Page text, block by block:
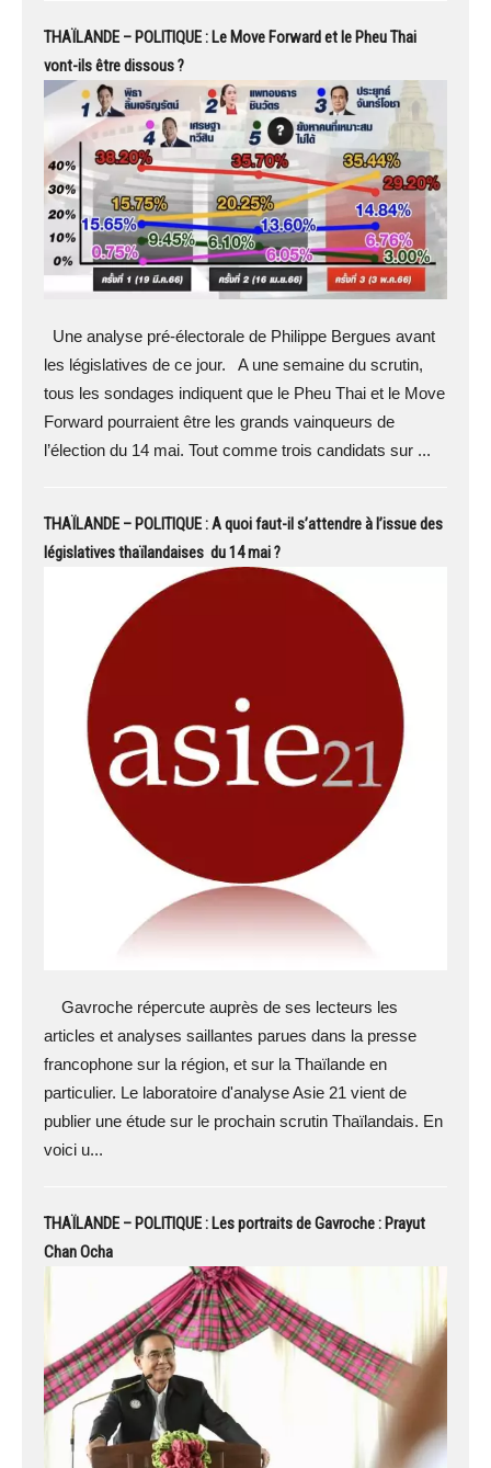
THAÏLANDE – POLITIQUE : Le Move Forward et le Pheu Thai
vont-ils être dissous ?
Une analyse pré-électorale de Philippe Bergues avant
les législatives de ce jour. A une semaine du scrutin,
tous les sondages indiquent que le Pheu Thai et le Move
Forward pourraient être les grands vainqueurs de
l’élection du 14 mai. Tout comme trois candidats sur ...
THAÏLANDE – POLITIQUE : A quoi faut-il s’attendre à l’issue des
législatives thaïlandaises du 14 mai ?
Gavroche répercute auprès de ses lecteurs les
articles et analyses saillantes parues dans la presse
francophone sur la région, et sur la Thaïlande en
particulier. Le laboratoire d'analyse Asie 21 vient de
publier une étude sur le prochain scrutin Thaïlandais. En
voici u...
THAÏLANDE – POLITIQUE : Les portraits de Gavroche : Prayut
Chan Ocha